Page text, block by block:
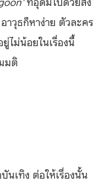
าวุธก็หาง่าย ตัวละคร
ไม่น้อยในเรื่องนี้
มติ
นเทิง ต่อให้เรื่องนั้น